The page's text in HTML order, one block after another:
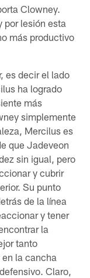
Clowney.
por lesión esta
más productivo
es decir el lado
ha logrado
más
simplemente
Mercilus es
que Jadeveon
sin igual, pero
y cubrir
Su punto
de la línea
y tener
la
tanto
la cancha
Claro,